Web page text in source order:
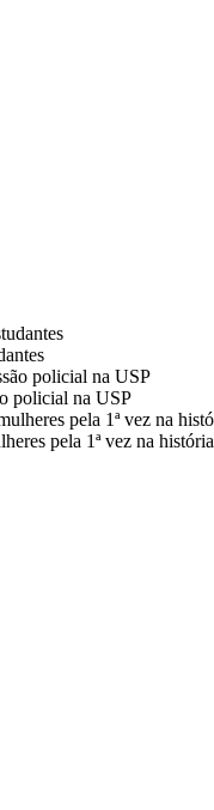
policial na USP
pela 1ª vez na história